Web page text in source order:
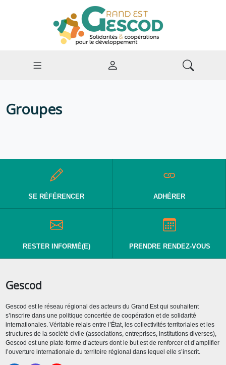
Groupes
SE RÉFÉRENCER ADHÉRER
RESTER INFORMÉ(E) PRENDRE RENDEZ-VOUS
Gescod
Gescod est le réseau régional des acteurs du Grand Est qui souhaitent
s’inscrire dans une politique concertée de coopération et de solidarité
internationales. Véritable relais entre l’État, les collectivités territoriales et les
structures de la société civile (associations, entreprises, institutions diverses),
Gescod est une plate-forme d’acteurs dont le but est de renforcer et d’amplifier
l’ouverture internationale du territoire régional dans lequel elle s’inscrit.